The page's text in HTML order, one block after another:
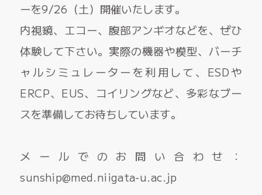
ーを9/26（土）開催いたします。
内視鏡、エコー、腹部アンギオなどを、ぜひ
体験して下さい。実際の機器や模型、バーチ
ャルシミュレーターを利用して、ESDや
ERCP、EUS、コイリングなど、多彩なブー
スを準備してお待ちしています。
メールでのお問い合わせ：
sunship@med.niigata-u.ac.jp